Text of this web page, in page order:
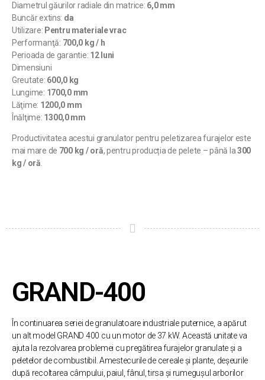
Diametrul găurilor radiale din matrice: 6,0 mm
Buncăr extins: da
Utilizare: Pentru materiale vrac
Performanţă: 700,0 kg / h
Perioada de garantie: 12 luni
Dimensiuni
Greutate: 600,0 kg
Lungime: 1700,0 mm
Lăţime: 1200,0 mm
Înălţime: 1300,0 mm
Productivitatea acestui granulator pentru peletizarea furajelor este
mai mare de 700 kg / oră, pentru producția de pelete – până la300
kg / oră
GRAND-400
În continuarea seriei de granulatoare industriale puternice, a apărut
un alt model GRAND 400 cu un motor de 37 kW. Această unitate va
ajuta la rezolvarea problemei cu pregătirea furajelor granulate și a
peletelor de combustibil. Amestecurile de cereale și plante, deșeurile
după recoltarea câmpului, paiul, fânul, tirsa și rumegușul arborilor